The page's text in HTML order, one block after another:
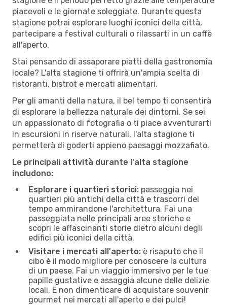
piacevoli e le giornate soleggiate. Durante questa
stagione potrai esplorare luoghi iconici della città,
partecipare a festival culturali o rilassarti in un caffè
all'aperto.
Stai pensando di assaporare piatti della gastronomia
locale? L'alta stagione ti offrirà un'ampia scelta di
ristoranti, bistrot e mercati alimentari.
Per gli amanti della natura, il bel tempo ti consentirà
di esplorare la bellezza naturale dei dintorni. Se sei
un appassionato di fotografia o ti piace avventurarti
in escursioni in riserve naturali, l'alta stagione ti
permetterà di goderti appieno paesaggi mozzafiato.
Le principali attività durante l'alta stagione
includono:
Esplorare i quartieri storici: passeggia nei
quartieri più antichi della città e trascorri del
tempo ammirandone l'architettura. Fai una
passeggiata nelle principali aree storiche e
scopri le affascinanti storie dietro alcuni degli
edifici più iconici della città.
Visitare i mercati all'aperto: è risaputo che il
cibo è il modo migliore per conoscere la cultura
di un paese. Fai un viaggio immersivo per le tue
papille gustative e assaggia alcune delle delizie
locali. E non dimenticare di acquistare souvenir
gourmet nei mercati all'aperto e dei pulci!